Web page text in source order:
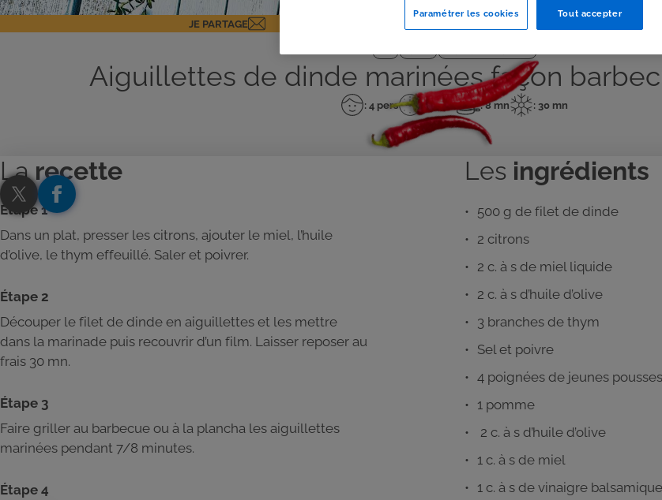
JE PARTAGE
Aiguillettes de dinde marinées façon
Nombre
personnes
: 4 pers
Temps
de
préparation
: 20 mn
Temps
de
cuisson
: 8 mn
Temps
: 30 mn
Larecette
Étape 1
Dans un plat, presser les citrons, ajouter le miel, l’huile
d’olive, le thym effeuillé. Saler et poivrer.
Étape 2
Découper le filet de dinde en aiguillettes et les mettre
dans la marinade puis recouvrir d’un film. Laisser reposer au
frais 30 mn.
Étape 3
Faire griller au barbecue ou à la plancha les aiguillettes
marinées pendant 7/8 minutes.
Étape 4
Les ingrédients
500 g de filet de dinde
2 citrons
2 c. à s de miel liquide
2 c. à s d’huile d’olive
3 branches de thym
Sel et poivre
4 poignées de jeunes pousses
1 pomme
2 c. à s d’huile d’olive
1 c. à s de miel
1 c. à s de vinaigre balsamique
Tout accepter
Paramétrer les cookies